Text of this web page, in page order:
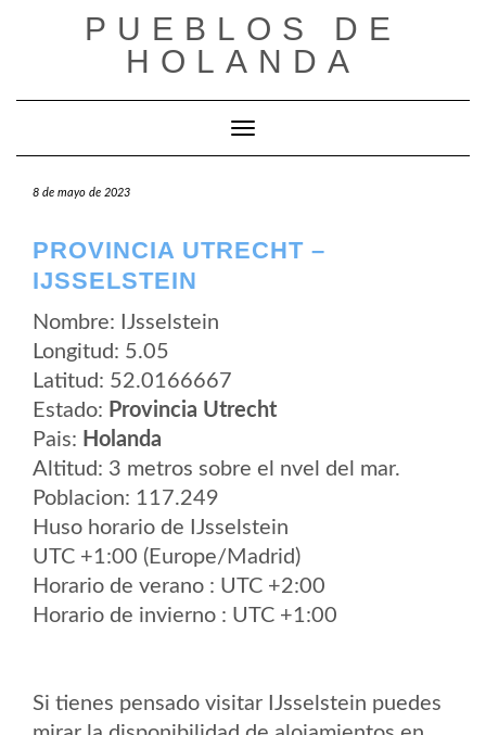
PUEBLOS DE
HOLANDA
Cambiar modo de navegación
8 de mayo de 2023
PROVINCIA UTRECHT –
IJSSELSTEIN
Nombre: IJsselstein
Longitud: 5.05
Latitud: 52.0166667
Estado: Provincia Utrecht
Pais: Holanda
Altitud: 3 metros sobre el nvel del mar.
Poblacion: 117.249
Huso horario de IJsselstein
UTC +1:00 (Europe/Madrid)
Horario de verano : UTC +2:00
Horario de invierno : UTC +1:00
Si tienes pensado visitar IJsselstein puedes